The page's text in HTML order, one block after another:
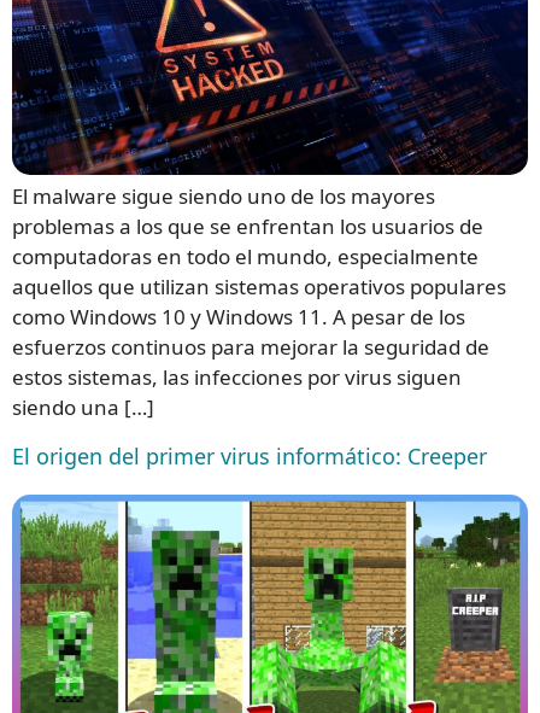
El malware sigue siendo uno de los mayores
problemas a los que se enfrentan los usuarios de
computadoras en todo el mundo, especialmente
aquellos que utilizan sistemas operativos populares
como Windows 10 y Windows 11. A pesar de los
esfuerzos continuos para mejorar la seguridad de
estos sistemas, las infecciones por virus siguen
siendo una […]
El origen del primer virus informático: Creeper